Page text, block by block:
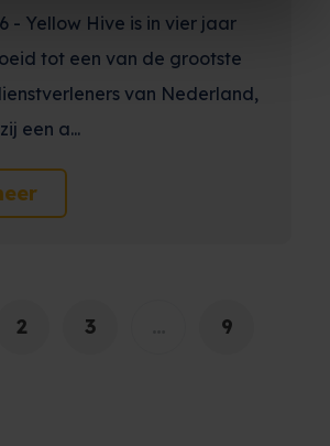
- Yellow Hive is in vier jaar
tot een van de grootste
van Nederland,
een a...
2 3 9